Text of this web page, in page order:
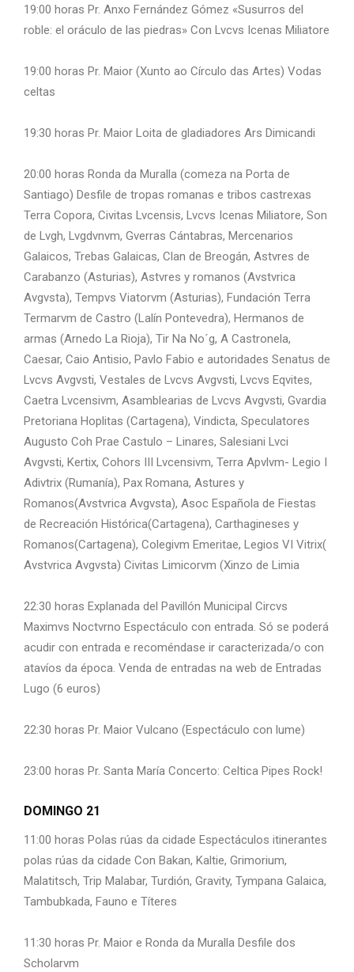
19:00 horas Pr. Anxo Fernández Gómez «Susurros del
roble: el oráculo de las piedras» Con Lvcvs Icenas Miliatore
19:00 horas Pr. Maior (Xunto ao Círculo das Artes) Vodas
celtas
19:30 horas Pr. Maior Loita de gladiadores Ars Dimicandi
20:00 horas Ronda da Muralla (comeza na Porta de
Santiago) Desfile de tropas romanas e tribos castrexas
Terra Copora, Civitas Lvcensis, Lvcvs Icenas Miliatore, Son
de Lvgh, Lvgdvnvm, Gverras Cántabras, Mercenarios
Galaicos, Trebas Galaicas, Clan de Breogán, Astvres de
Carabanzo (Asturias), Astvres y romanos (Avstvrica
Avgvsta), Tempvs Viatorvm (Asturias), Fundación Terra
Termarvm de Castro (Lalín Pontevedra), Hermanos de
armas (Arnedo La Rioja), Tir Na No´g, A Castronela,
Caesar, Caio Antisio, Pavlo Fabio e autoridades Senatus de
Lvcvs Avgvsti, Vestales de Lvcvs Avgvsti, Lvcvs Eqvites,
Caetra Lvcensivm, Asamblearias de Lvcvs Avgvsti, Gvardia
Pretoriana Hoplitas (Cartagena), Vindicta, Speculatores
Augusto Coh Prae Castulo – Linares, Salesiani Lvci
Avgvsti, Kertix, Cohors III Lvcensivm, Terra Apvlvm- Legio I
Adivtrix (Rumanía), Pax Romana, Astures y
Romanos(Avstvrica Avgvsta), Asoc Española de Fiestas
de Recreación Histórica(Cartagena), Carthagineses y
Romanos(Cartagena), Colegivm Emeritae, Legios VI Vitrix(
Avstvrica Avgvsta) Civitas Limicorvm (Xinzo de Limia
22:30 horas Explanada del Pavillón Municipal Circvs
Maximvs Noctvrno Espectáculo con entrada. Só se poderá
acudir con entrada e recoméndase ir caracterizada/o con
atavíos da época. Venda de entradas na web de Entradas
Lugo (6 euros)
22:30 horas Pr. Maior Vulcano (Espectáculo con lume)
23:00 horas Pr. Santa María Concerto: Celtica Pipes Rock!
DOMINGO 21
11:00 horas Polas rúas da cidade Espectáculos itinerantes
polas rúas da cidade Con Bakan, Kaltie, Grimorium,
Malatitsch, Trip Malabar, Turdión, Gravity, Tympana Galaica,
Tambubkada, Fauno e Títeres
11:30 horas Pr. Maior e Ronda da Muralla Desfile dos
Scholarvm